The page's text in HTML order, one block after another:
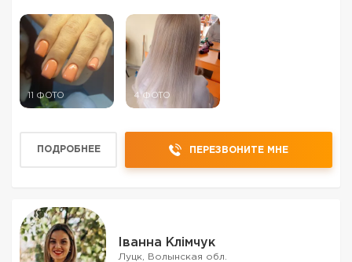
покриття гель-лаком, укріплення, нарощення нігтів, ...
11 ФОТО 4 ФОТО
ПОДРОБНЕЕ ПЕРЕЗВОНИТЕ МНЕ
Іванна Клімчук
Луцк, Волынская обл.